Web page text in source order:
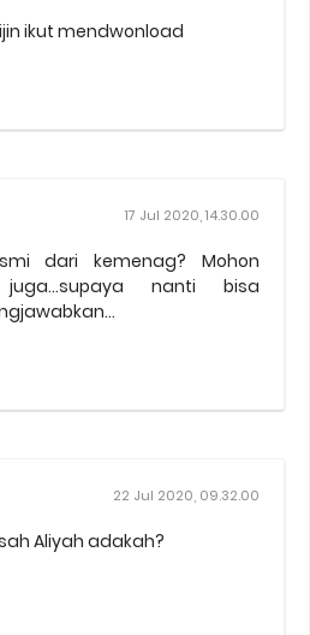
ikut mendwonload
17 Jul 2020, 14.30.00
dari kemenag? Mohon
juga...supaya nanti bisa
22 Jul 2020, 09.32.00
Aliyah adakah?